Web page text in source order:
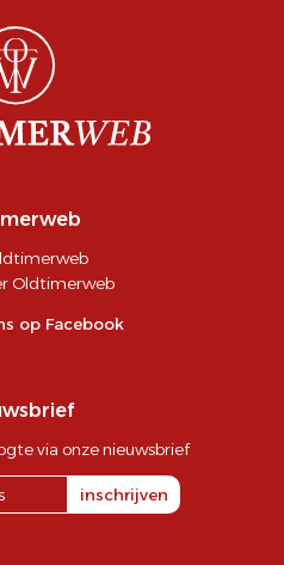
Oldtimerweb
op Facebook
via onze nieuwsbrief
inschrijven